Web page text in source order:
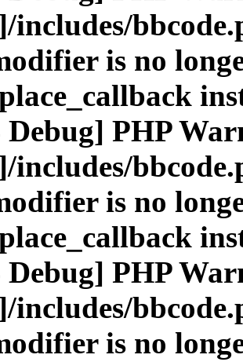
includes/
is no
PHP
includes/
is no
PHP
includes/
is no